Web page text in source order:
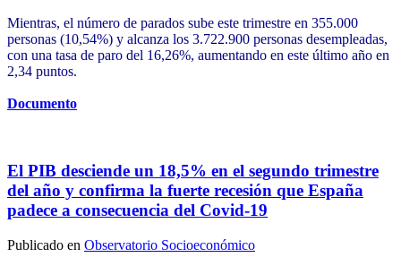
Mientras, el número de parados sube este trimestre en 355.000
personas (10,54%) y alcanza los 3.722.900 personas desempleadas,
con una tasa de paro del 16,26%, aumentando en este último año en
2,34 puntos.
Documento
El PIB desciende un 18,5% en el segundo trimestre
del año y confirma la fuerte recesión que España
padece a consecuencia del Covid-19
Publicado en Observatorio Socioeconómico